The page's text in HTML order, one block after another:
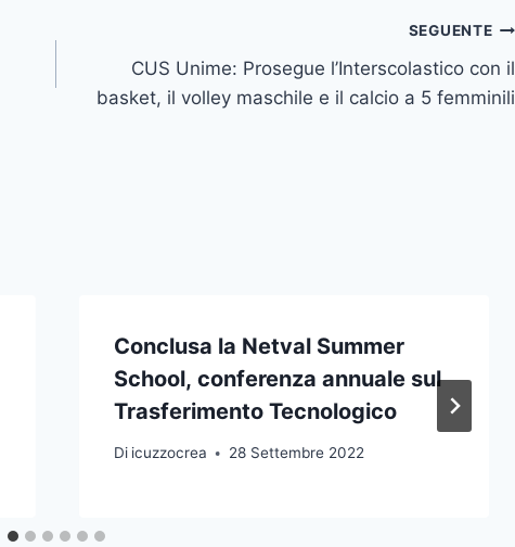
SEGUENTE
CUS Unime: Prosegue l’Interscolastico con il
basket, il volley maschile e il calcio a 5 femminili
Conclusa la Netval Summer
School, conferenza annuale sul
Trasferimento Tecnologico
Di icuzzocrea 28 Settembre 2022